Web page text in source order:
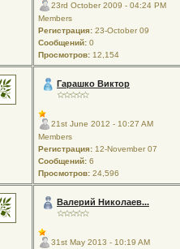
23rd October 2009 - 04:24 PM
Members
Регистрация: 23-October 09
Сообщений: 0
Просмотров: 12,154
Гарашко Виктор
21st June 2012 - 10:27 AM
Members
Регистрация: 12-November 07
Сообщений: 6
Просмотров: 24,596
Валерий Николаев...
31st May 2013 - 10:19 AM